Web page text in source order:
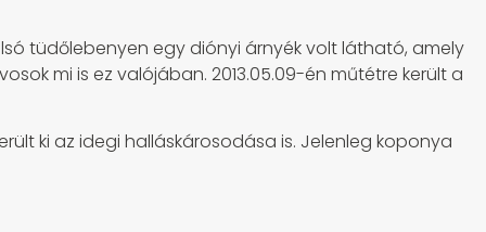
tüdőlebenyen egy diónyi árnyék volt látható, amely
mi is ez valójában. 2013.05.09-én műtétre került a
ki az idegi halláskárosodása is. Jelenleg koponya